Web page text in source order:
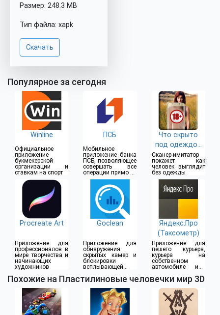
Размер: 248.3 MB
Тип файла: xapk
Скачать
Популярное за сегодня
Winline
Официальное
приложение
букмекерской
организации и
ставкам на спорт
ПСБ
Мобильное
приложение банка
ПСБ, позволяющее
совершать все
операции прямо из
дома
Что скрыто
под одеждой
(18+)
Сканер-имитатор
покажет как
человек выглядит
без одежды
Procreate Art
Приложение для
профессионалов в
мире творчества и
начинающих
художников
Goclean
Приложение для
обнаружения
скрытых камер и
блокировки
всплывающей
Яндекс.Про
(Таксометр)
Приложение для
пешего курьера,
курьера на
собственном
автомобиле или
Похожие на Пластилиновые человечки мир 3D